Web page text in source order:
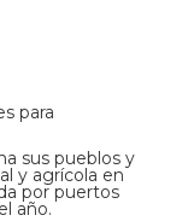
para
sus pueblos y
y agrícola en
por puertos
año.